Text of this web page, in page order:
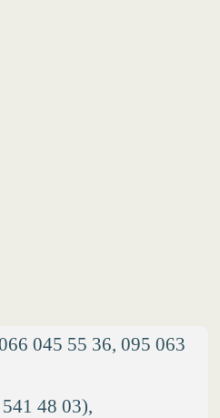
045 55 36, 095 063
541 48 03),